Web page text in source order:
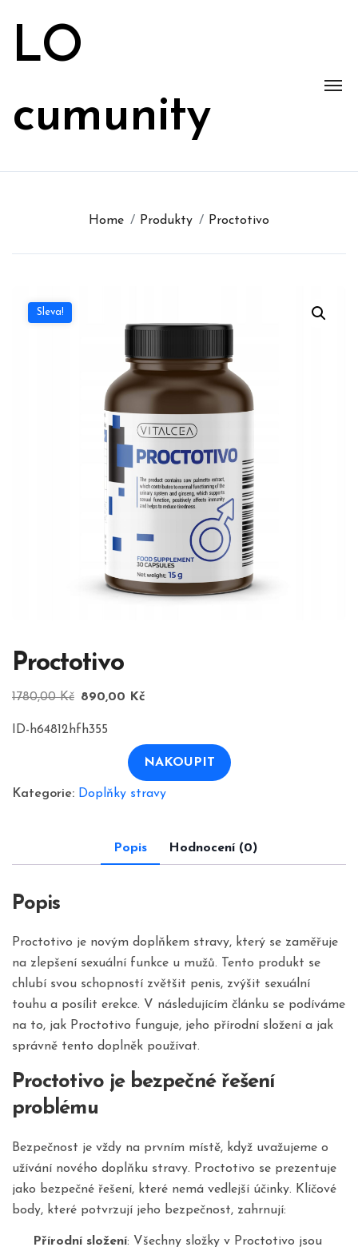
LO
cumunity
Home Produkty Proctotivo
Sleva!
Proctotivo
1780,00Kč Původní
1780,00 Kč.
890,00 Kč
890,00 Kč.
ID-h64812hfh355
NAKOUPIT
Kategorie: Doplňky stravy
Popis Hodnocení (0)
Popis
Proctotivo je novým doplňkem stravy, který se zaměřuje
na zlepšení sexuální funkce u mužů. Tento produkt se
chlubí svou schopností zvětšit penis, zvýšit sexuální
touhu a posílit erekce. V následujícím článku se podíváme
na to, jak Proctotivo funguje, jeho přírodní složení a jak
správně tento doplněk používat.
Proctotivo je bezpečné řešení
problému
Bezpečnost je vždy na prvním místě, když uvažujeme o
užívání nového doplňku stravy. Proctotivo se prezentuje
jako bezpečné řešení, které nemá vedlejší účinky. Klíčové
body, které potvrzují jeho bezpečnost, zahrnují:
Přírodní složení: Všechny složky v Proctotivo jsou